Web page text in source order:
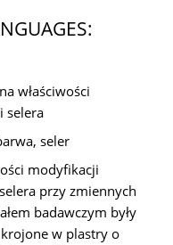
właściwości
selera
seler
modyfikacji
przy zmiennych
badawczym były
w plastry o